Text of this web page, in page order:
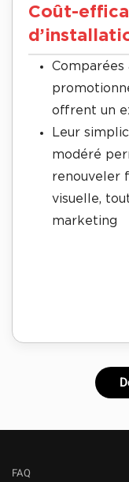
Coût-
Comparées
offrent un
Leur
modéré
renouveler
visuelle,
marketing
FAQ